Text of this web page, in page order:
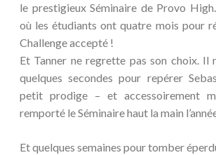
le prestigieux Séminaire de Provo
où les étudiants ont quatre mois pour
Challenge accepté !
Et Tanner ne regrette pas son choix. Il
quelques secondes pour repérer
petit prodige – et accessoirement
remporté le Séminaire haut la main
Et quelques semaines pour tomber